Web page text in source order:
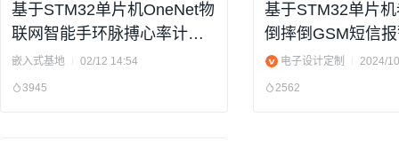
基于STM32单片机OneNet物
联网智能手环脉搏心率计步
器体温显示设计
嵌入式基地 02/12 14:54
3945
基于STM32单片
倒摔倒GSM短信
XL345加速度设计
电子设计定制 2024/
2562